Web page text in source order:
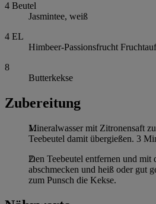
4 Beutel
Jasmintee, weiß
4 EL
Himbeer-Passionsfrucht
8
Butterkekse
Zubereitung
Mineralwasser mit Zitronensaft
Teebeutel damit übergießen. 3
Den Teebeutel entfernen und mit
abschmecken und heiß oder gut
zum Punsch die Kekse.